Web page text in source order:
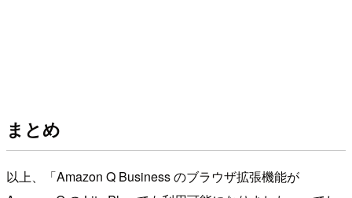
まとめ
以上、「Amazon Q Business のブラウザ拡張機能が